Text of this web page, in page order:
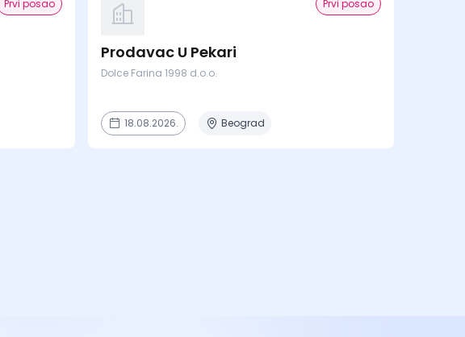
Prvi posao Prvi posao
Prodavac U Pekari
Dolce Farina 1998 d.o.o.
18.08.2026. Beograd